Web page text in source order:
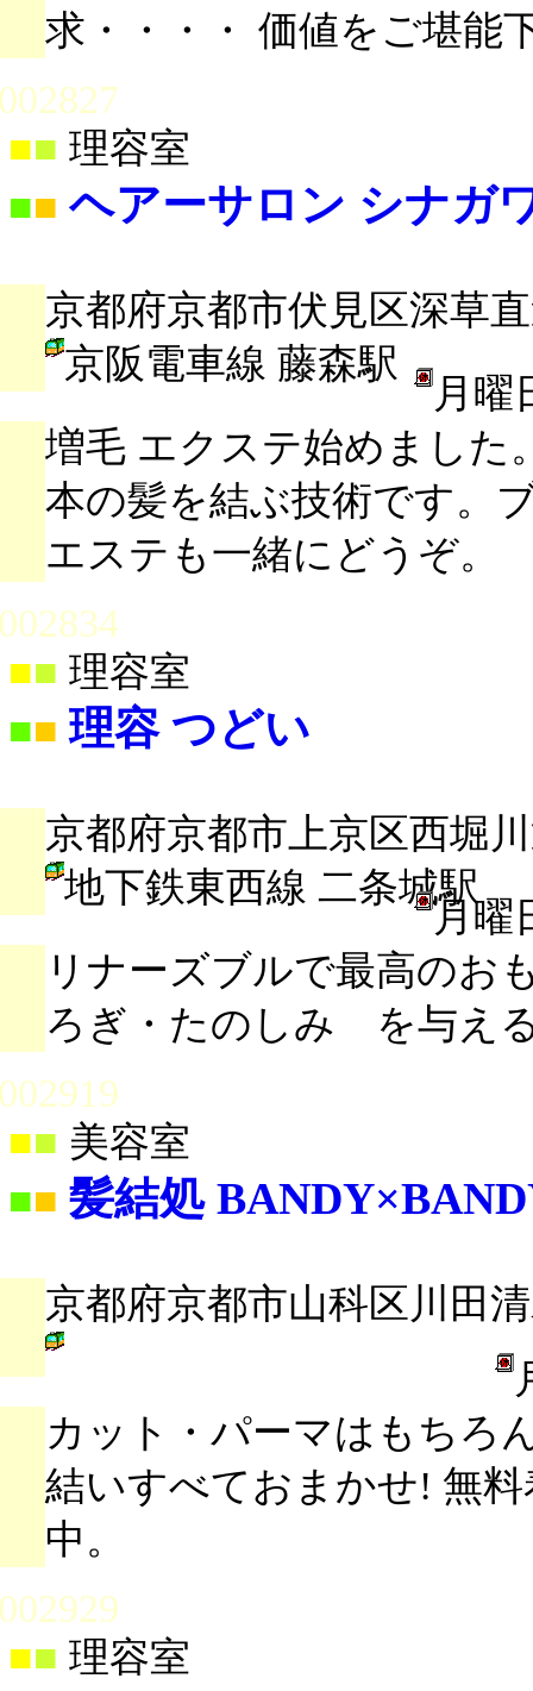
求・・・・ 価値をご堪能
■ 理容室
■■ ヘアーサロン シナガ
京都府京都市伏見区深草
京阪電車線 藤森駅
月曜
増毛 エクステ始めました
本の髪を結ぶ技術です。
エステも一緒にどうぞ。
■ 理容室
■■ 理容 つどい
京都府京都市上京区西堀
地下鉄東西線 二条城駅
月曜
リナーズブルで最高のお
ろぎ・たのしみ を与え
■ 美容室
■■ 髪結処
京都府京都市山科区川田
カット・パーマはもちろ
結いすべておまかせ! 無
中。
■ 理容室